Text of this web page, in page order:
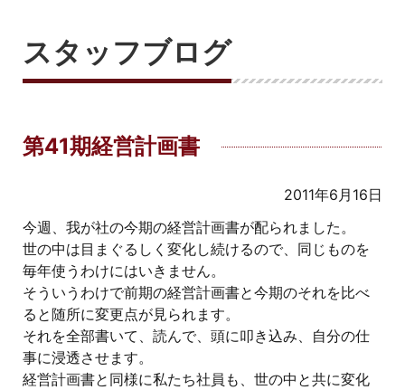
スタッフブログ
第41期経営計画書
2011年6月16日
今週、我が社の今期の経営計画書が配られました。
世の中は目まぐるしく変化し続けるので、同じものを
毎年使うわけにはいきません。
そういうわけで前期の経営計画書と今期のそれを比べ
ると随所に変更点が見られます。
それを全部書いて、読んで、頭に叩き込み、自分の仕
事に浸透させます。
経営計画書と同様に私たち社員も、世の中と共に変化